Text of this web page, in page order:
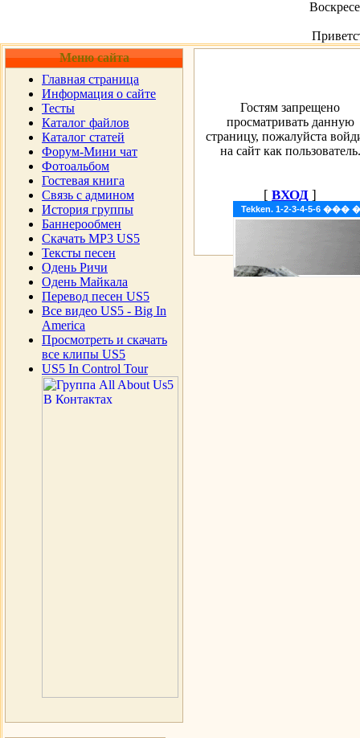
Меню сайта
Главная страница
Информация о сайте
Тесты
Каталог файлов
Каталог статей
Форум-Мини чат
Фотоальбом
Гостевая книга
Cвязь с админом
История группы
Баннерообмен
Скачать MP3 US5
Тексты песен
Одень Ричи
Одень Майкала
Перевод песен US5
Все видео US5 - Big In
America
Просмотреть и скачать
все клипы US5
US5 In Control Tour
Tekken. 1-2-3-4-5-6
Гостям запрещено
просматривать данную
страницу, пожалуйста
на сайт как пользователь.
[ ВХОД ]